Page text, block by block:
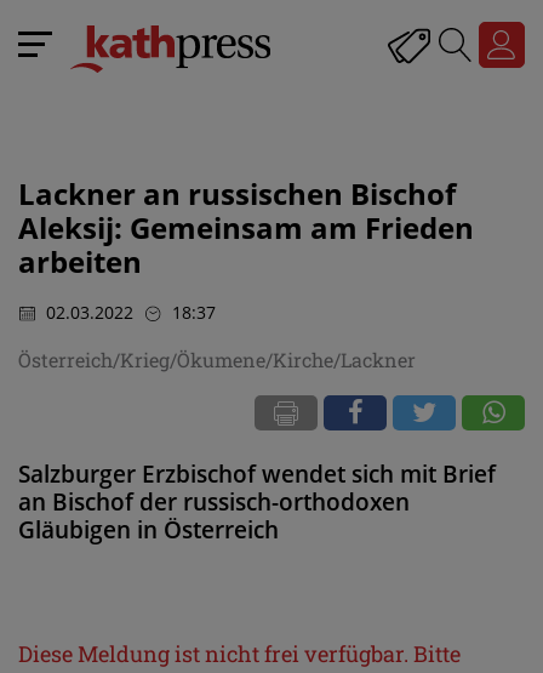
Lackner an russischen Bischof
Aleksij: Gemeinsam am Frieden
arbeiten
02.03.2022 18:37
Österreich/Krieg/Ökumene/Kirche/Lackner
Salzburger Erzbischof wendet sich mit Brief
an Bischof der russisch-orthodoxen
Gläubigen in Österreich
Diese Meldung ist nicht frei verfügbar. Bitte